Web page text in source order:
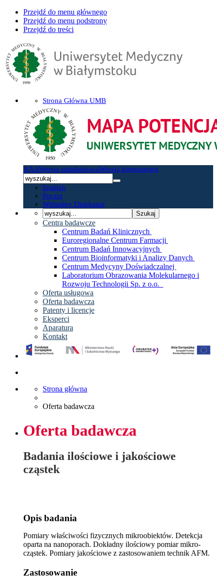
Przejdź do menu głównego
Przejdź do menu podstrony
Przejdź do treści
Strona Główna UMB
AAAWersja standardowaWersja kontrastowa
English
Poczta
Wirtualny Dziekanat
Szukaj
Centra badawcze
Centrum Badań Klinicznych
Euroregionalne Centrum Farmacji
Centrum Badań Innowacyjnych
Centrum Bioinformatyki i Analizy Danych
Centrum Medycyny Doświadczalnej
Laboratorium Obrazowania Molekularnego i
Rozwoju Technologii Sp. z o.o.
Oferta usługowa
Oferta badawcza
Patenty i licencje
Eksperci
Aparatura
Kontakt
Strona główna
Oferta badawcza
Oferta badawcza
Badania ilościowe i jakościowe
cząstek
Opis badania
Pomiary właściwości fizycznych mikroobiektów. Detekcja
oparta na nanoporach. Dokładny ilościowy pomiar mikro-
cząstek. Pomiary jakościowe z zastosowaniem technik AFM.
Zastosowanie